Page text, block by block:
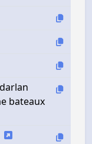
bateaux